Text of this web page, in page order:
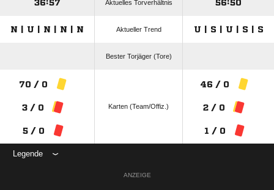
36:57 Aktuelles Torverhältnis 56:50
N | U | N | N | N Aktueller Trend U | S | U | S | S
Bester Torjäger (Tore)
70 / 0
3 / 0
5 / 0
Karten (Team/Offiz.)
46 / 0
2 / 0
1 / 0
Legende
ANZEIGE